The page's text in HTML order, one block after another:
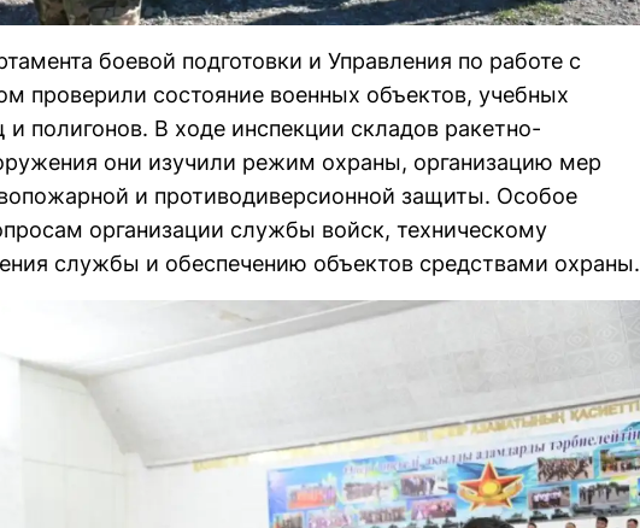
боевой подготовки и Управления по работе с
проверили состояние военных объектов, учебных
полигонов. В ходе инспекции складов ракетно-
они изучили режим охраны, организацию мер
и противодиверсионной защиты. Особое
организации службы войск, техническому
службы и обеспечению объектов средствами охраны.